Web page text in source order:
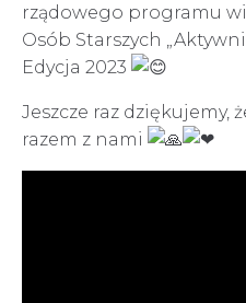
rządowego programu
Osób Starszych
Edycja 2023
Jeszcze raz dziękujemy,
razem z nami